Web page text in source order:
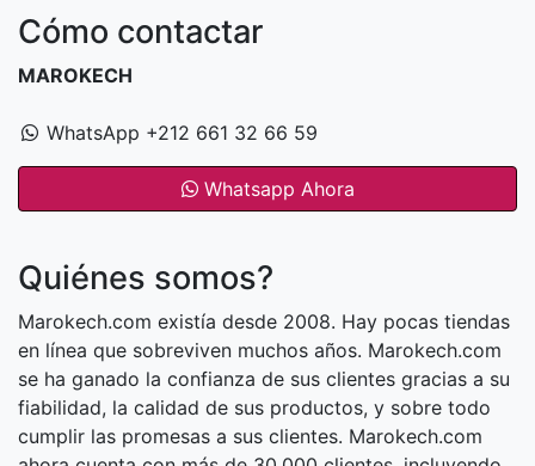
Cómo contactar
MAROKECH
WhatsApp +212 661 32 66 59
Whatsapp Ahora
Quiénes somos?
Marokech.com existía desde 2008. Hay pocas tiendas
en línea que sobreviven muchos años. Marokech.com
se ha ganado la confianza de sus clientes gracias a su
fiabilidad, la calidad de sus productos, y sobre todo
cumplir las promesas a sus clientes. Marokech.com